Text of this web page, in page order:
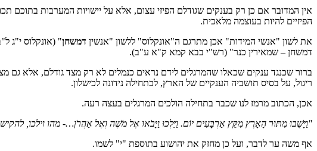
אין המדובר אם כן רק בענקים שגודלם הפיזי עצום, אלא על יישויות המערבות בתוכם
הפיזיים להיות בעוצמה מלאכית.
את לשון "אנשי המידות" אכן מתרגם ה"אונקלוס" ללשון "אנשין דמשחן" (אונקלוס י"ג
דמשחן – שמאירין כנר" (רש"י בבא קמא ק"א ע"ב).
ברור שכנגד ענקים שכאלו שהמרגלים לידם נראים כנמלים לא רק מצד גודלם, אלא
ריגול, על בסיס תושביה הענקיים של הארץ, לכתחילה נידונה לכישלון.
אכן, הכתוב מרמז לנו שכבר בתחילה הולכים המרגלים בעצה רעה.
"וַיָּשֻׁבוּ מִתּוּר הָאָרֶץ מִקֵּץ אַרְבָּעִים יוֹם. וַיֵּלְכוּ וַיָּבֹאוּ אֶל מֹשֶׁה וְאֶל אַהֲרֹן…- מהו וילכו, להקיש
אף משה ער לדבר, ועל כן מחזק את יהושוע בתוספת "י" לשמו.